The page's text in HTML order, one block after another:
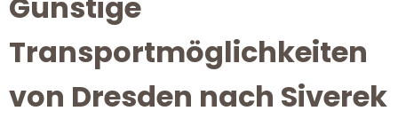
Transportmöglichkeiten
von Dresden nach Siverek